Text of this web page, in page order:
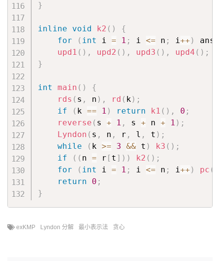
}
inline void k2 ( )
{
for
( int i = 1 ; i <= n ; i++ ) ans
upd1 ( ) , upd2 ( ) , upd3 ( ) , upd4 ( ) ;
}
int main ( )
{
rds ( s , n ) , rd ( k) ;
if
( k == 1 ) return k1 ( ) , 0 ;
reverse ( s + 1 , s + n + 1 ) ;
Lyndon ( s , n , r , l , t ) ;
while
( k >= 3 && t ) k3 ( ) ;
if
( ( n = r [ t ] ) ) k2 ( ) ;
for
( int i = 1 ; i <= n ; i++ ) pc (
return
0 ;
}
exKMP Lyndon 分解 最小表示法 贪心